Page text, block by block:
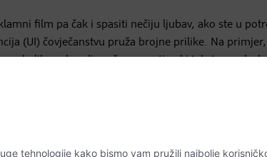
film pa čak i spasiti nečiju ljubav, ako ste u
(UI) čovječanstvu pruža brojne prilike. Na
nekoliko sekundi može prevesti neki tekst s
planiranim otpuštanjima, i to od poreznih
savjetuje u sklopu svoje tvrtke tehnološke
bi željela da ova smjena bude
važna tema.